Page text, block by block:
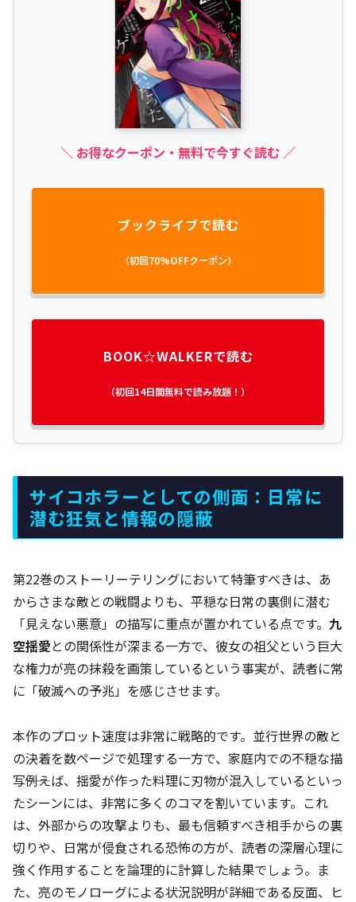
＼ お得なクーポン・無料で今すぐ読む ／
ブックライブで読む
（初回70%OFFクーポン）
BOOK☆WALKERで読む
（初回14日間無料で読み放題！）
サイコホラーとしての側面：日常に
潜む狂気と情報の隠蔽
第22巻のストーリーテリングにおいて特筆すべきは、あ
からさまな敵との戦闘よりも、平穏な日常の裏側に潜む
「見えない悪意」の描写に重点が置かれている点です。 九
空揺愛との関係性が深まる一方で、彼女の祖父という巨大
な権力が亮の抹殺を画策しているという事実が、読者に常
に「破滅への予兆」を感じさせます。
本作のプロット速度は非常に戦略的です。並行世界の敵と
の決着を数ページで処理する一方で、家庭内での不穏な描
写――例えば、揺愛が作った料理に刃物が混入しているといっ
たシーンには、非常に多くのコマを割いています。これ
は、外部からの攻撃よりも、最も信頼すべき相手からの裏
切りや、日常が侵食される恐怖の方が、読者の深層心理に
強く作用することを論理的に計算した結果でしょう。ま
た、亮のモノローグによる状況説明が詳細である反面、ヒ